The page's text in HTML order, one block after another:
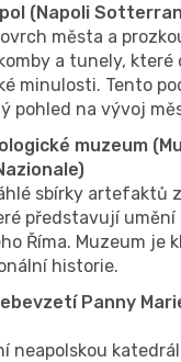
(Napoli
města a
a tunely,
minulosti. Tento
pohled na vývoj
muzeum
sbírky artefaktů
představují umění
Říma. Muzeum je
historie.
Panny
neapolskou